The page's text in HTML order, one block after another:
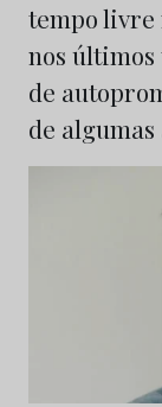
tempo livre
nos
de
de